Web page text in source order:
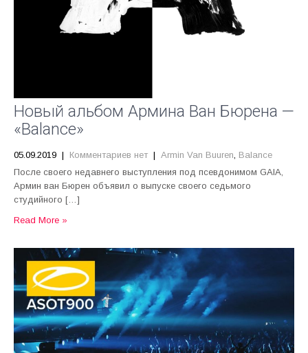
Новый альбом Армина Ван Бюрена —
«Balance»
05.09.2019 | Комментариев нет | Armin Van Buuren, Balance
После своего недавнего выступления под псевдонимом GAIA,
Армин ван Бюрен объявил о выпуске своего седьмого
студийного […]
Read More »